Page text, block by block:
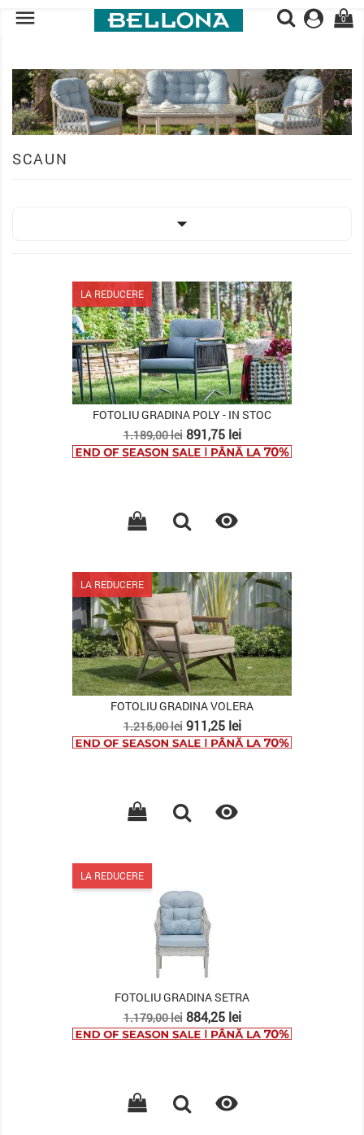
 0
SCAUN

LA REDUCERE
FOTOLIU GRADINA POLY - IN STOC
Pret
de
1.189,00 lei Pret
891,75 lei

LA REDUCERE
FOTOLIU GRADINA VOLERA
Pret
de
1.215,00 lei Pret
911,25 lei

LA REDUCERE
FOTOLIU GRADINA SETRA
Pret
de
1.179,00 lei Pret
884,25 lei
